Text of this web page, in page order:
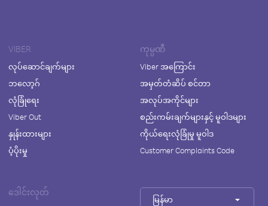
VIBER
လုပ်ဆောင်ချက်များ
ဘလော့ဂ်
လုံခြုံရေး
Viber Out
နှုန်းထားများ
ပံ့ပိုးမှု
ကုမ္ပဏီ
Viber အကြောင်း
အမှတ်တံဆိပ် စင်တာ
အလုပ်အကိုင်များ
စည်းကမ်းချက်များနှင့် မူဝါဒများ
ကိုယ်ရေးလုံခြုံမှု မူဝါဒ
Customer Complaints Code
ဒေါင်းလုတ်
မြန်မာ